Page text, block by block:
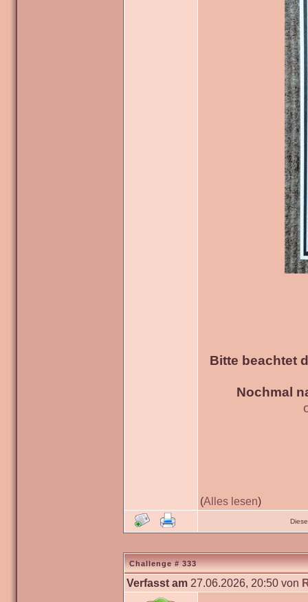
Bitte beachtet
Nochmal
(Alles lesen)
Challenge # 333
Verfasst am 27.06.2026, 20:50 von